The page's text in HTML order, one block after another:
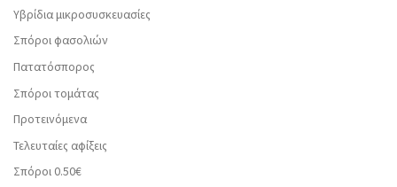
Υβρίδια μικροσυσκευασίες
Σπόροι φασολιών
Πατατόσπορος
Σπόροι τομάτας
Προτεινόμενα
Τελευταίες αφίξεις
Σπόροι 0.50€